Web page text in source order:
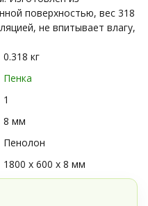
поверхностью, вес 318
не впитывает влагу,
0.318 кг
Пенка
1
8 мм
Пенолон
1800 x 600 x 8 мм